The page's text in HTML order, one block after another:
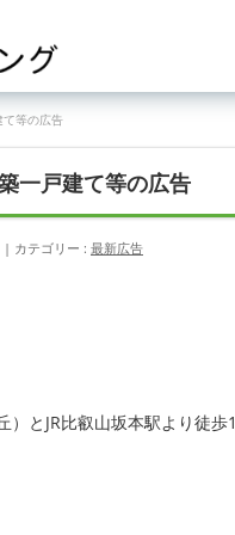
等の広告
一戸建て等の広告
カテゴリー : 最新広告
）とJR比叡山坂本駅より徒